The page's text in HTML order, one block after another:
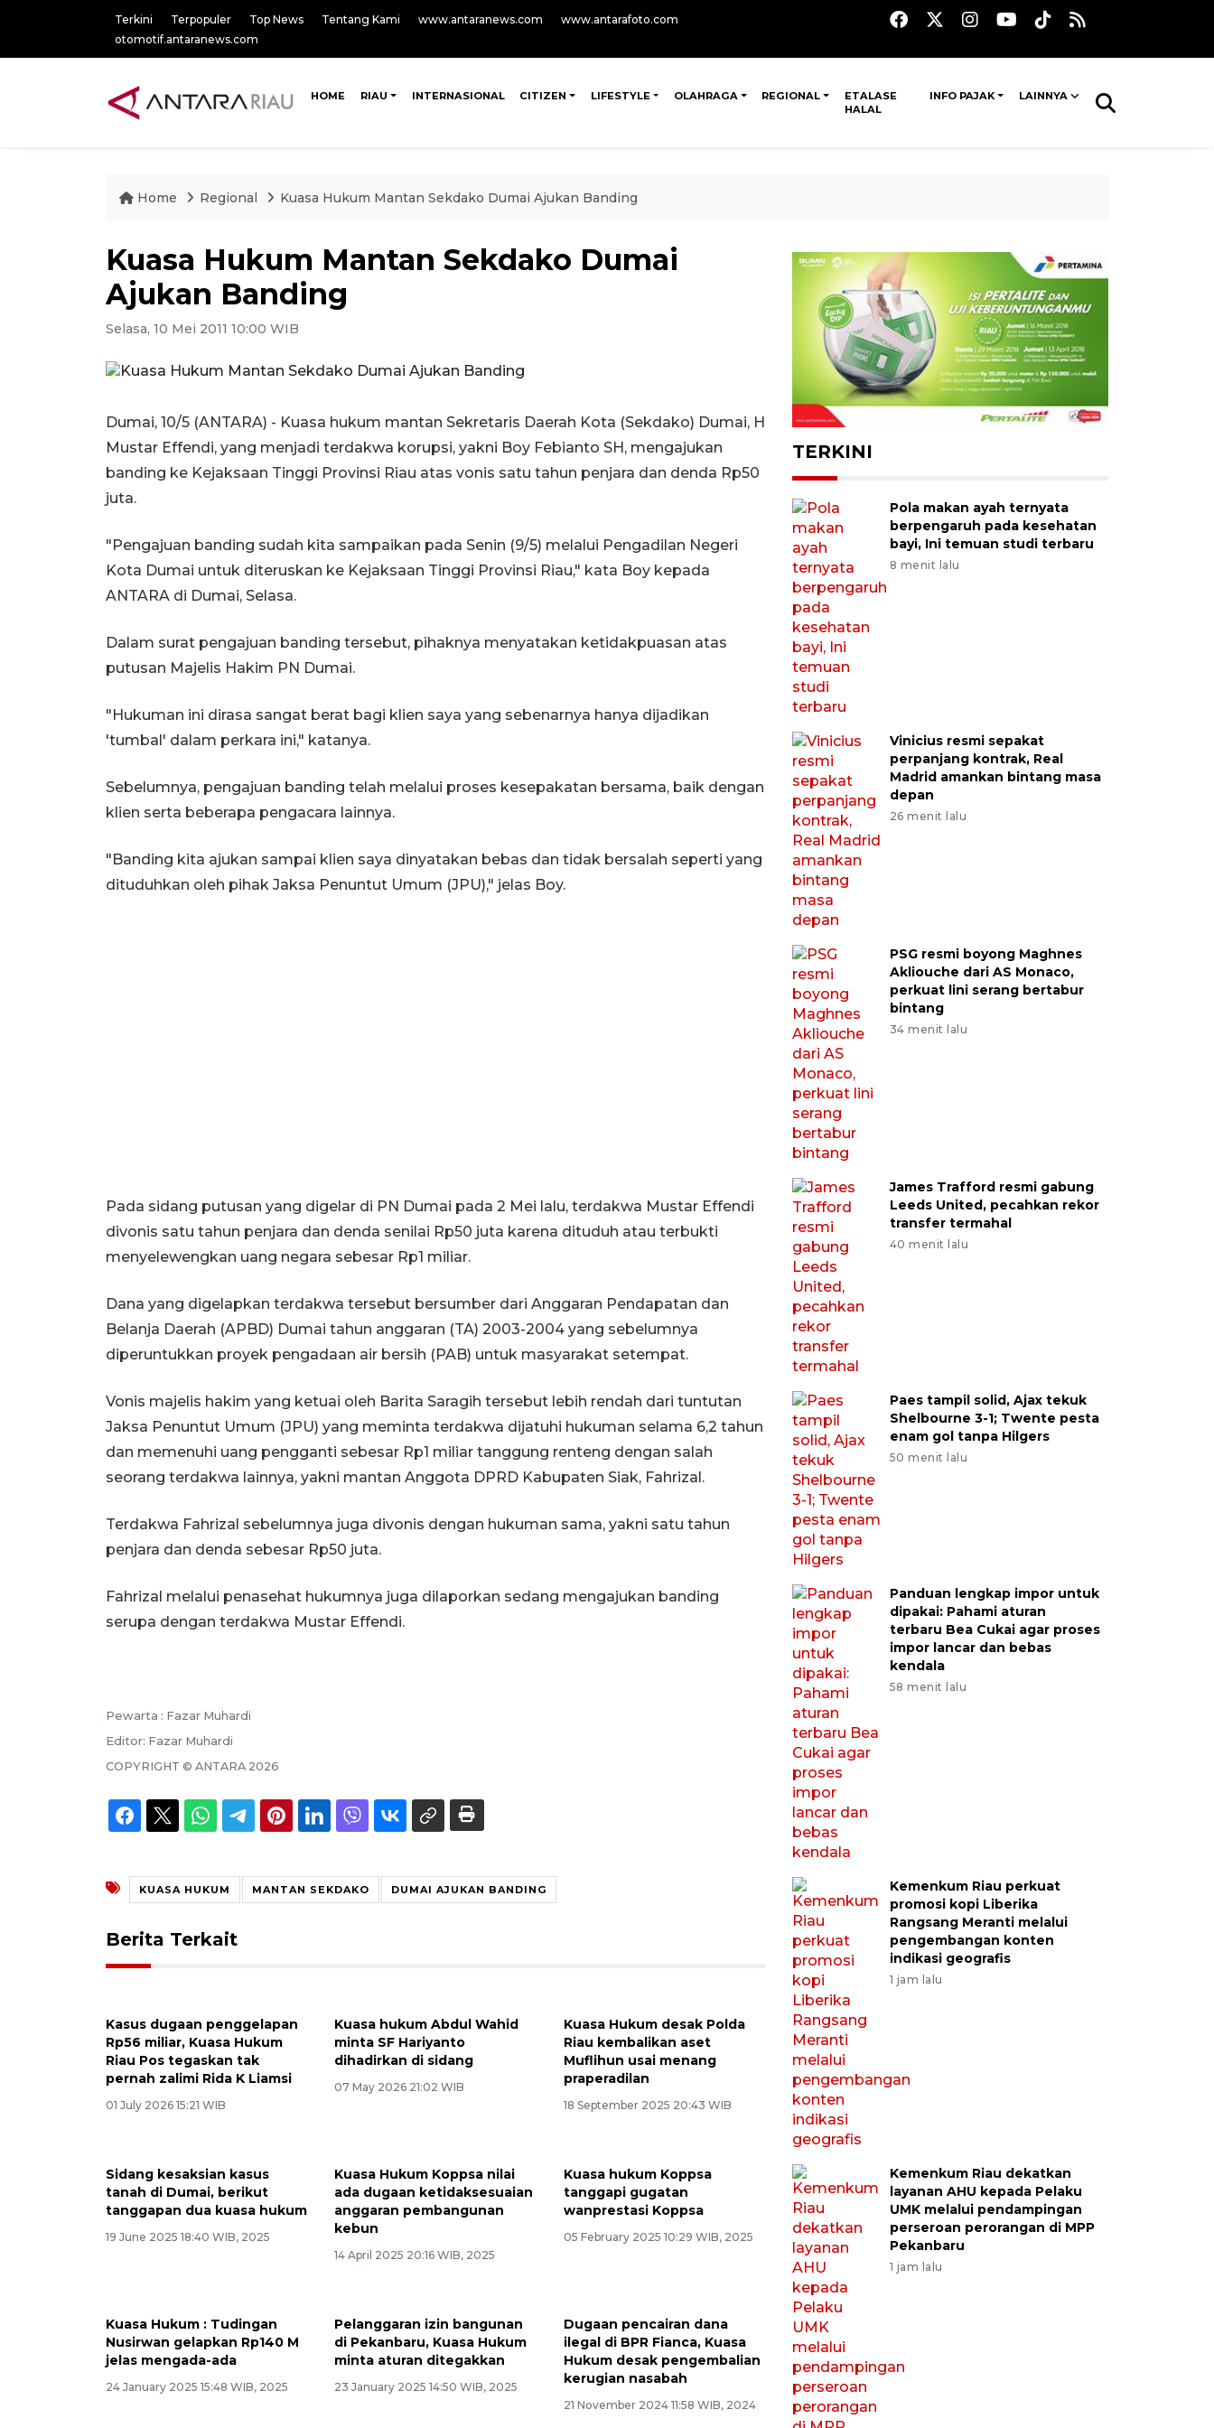
Terkini Terpopuler Top News Tentang Kami www.antaranews.com
www.antarafoto.com
otomotif.antaranews.com
HOME RIAU INTERNASIONAL CITIZEN LIFESTYLE OLAHRAGA REGIONAL
ETALASE
HALAL
INFO PAJAK LAINNYA
Home Regional Kuasa Hukum Mantan Sekdako Dumai Ajukan Banding
Kuasa Hukum Mantan Sekdako Dumai
Ajukan Banding
Selasa, 10 Mei 2011 10:00 WIB
Dumai, 10/5 (ANTARA) - Kuasa hukum mantan Sekretaris Daerah Kota (Sekdako) Dumai, H
Mustar Effendi, yang menjadi terdakwa korupsi, yakni Boy Febianto SH, mengajukan
banding ke Kejaksaan Tinggi Provinsi Riau atas vonis satu tahun penjara dan denda Rp50
juta.
"Pengajuan banding sudah kita sampaikan pada Senin (9/5) melalui Pengadilan Negeri
Kota Dumai untuk diteruskan ke Kejaksaan Tinggi Provinsi Riau," kata Boy kepada
ANTARA di Dumai, Selasa.
Dalam surat pengajuan banding tersebut, pihaknya menyatakan ketidakpuasan atas
putusan Majelis Hakim PN Dumai.
"Hukuman ini dirasa sangat berat bagi klien saya yang sebenarnya hanya dijadikan
'tumbal' dalam perkara ini," katanya.
Sebelumnya, pengajuan banding telah melalui proses kesepakatan bersama, baik dengan
klien serta beberapa pengacara lainnya.
"Banding kita ajukan sampai klien saya dinyatakan bebas dan tidak bersalah seperti yang
dituduhkan oleh pihak Jaksa Penuntut Umum (JPU)," jelas Boy.
Pada sidang putusan yang digelar di PN Dumai pada 2 Mei lalu, terdakwa Mustar Effendi
divonis satu tahun penjara dan denda senilai Rp50 juta karena dituduh atau terbukti
menyelewengkan uang negara sebesar Rp1 miliar.
Dana yang digelapkan terdakwa tersebut bersumber dari Anggaran Pendapatan dan
Belanja Daerah (APBD) Dumai tahun anggaran (TA) 2003-2004 yang sebelumnya
diperuntukkan proyek pengadaan air bersih (PAB) untuk masyarakat setempat.
Vonis majelis hakim yang ketuai oleh Barita Saragih tersebut lebih rendah dari tuntutan
Jaksa Penuntut Umum (JPU) yang meminta terdakwa dijatuhi hukuman selama 6,2 tahun
dan memenuhi uang pengganti sebesar Rp1 miliar tanggung renteng dengan salah
seorang terdakwa lainnya, yakni mantan Anggota DPRD Kabupaten Siak, Fahrizal.
Terdakwa Fahrizal sebelumnya juga divonis dengan hukuman sama, yakni satu tahun
penjara dan denda sebesar Rp50 juta.
Fahrizal melalui penasehat hukumnya juga dilaporkan sedang mengajukan banding
serupa dengan terdakwa Mustar Effendi.
Pewarta : Fazar Muhardi
Editor: Fazar Muhardi
COPYRIGHT © ANTARA 2026
KUASA HUKUM MANTAN SEKDAKO DUMAI AJUKAN BANDING
Berita Terkait
Kasus dugaan penggelapan
Rp56 miliar, Kuasa Hukum
Riau Pos tegaskan tak
pernah zalimi Rida K Liamsi
01 July 2026 15:21 WIB
Kuasa hukum Abdul Wahid
minta SF Hariyanto
dihadirkan di sidang
07 May 2026 21:02 WIB
Kuasa Hukum desak Polda
Riau kembalikan aset
Muflihun usai menang
praperadilan
18 September 2025 20:43 WIB
Sidang kesaksian kasus
tanah di Dumai, berikut
tanggapan dua kuasa hukum
19 June 2025 18:40 WIB, 2025
Kuasa Hukum Koppsa nilai
ada dugaan ketidaksesuaian
anggaran pembangunan
kebun
14 April 2025 20:16 WIB, 2025
Kuasa hukum Koppsa
tanggapi gugatan
wanprestasi Koppsa
05 February 2025 10:29 WIB, 2025
Kuasa Hukum : Tudingan
Nusirwan gelapkan Rp140 M
jelas mengada-ada
24 January 2025 15:48 WIB, 2025
Pelanggaran izin bangunan
di Pekanbaru, Kuasa Hukum
minta aturan ditegakkan
23 January 2025 14:50 WIB, 2025
Dugaan pencairan dana
ilegal di BPR Fianca, Kuasa
Hukum desak pengembalian
kerugian nasabah
21 November 2024 11:58 WIB, 2024
TERKINI
Pola makan ayah ternyata
berpengaruh pada kesehatan
bayi, Ini temuan studi terbaru
8 menit lalu
Vinicius resmi sepakat
perpanjang kontrak, Real
Madrid amankan bintang masa
depan
26 menit lalu
PSG resmi boyong Maghnes
Akliouche dari AS Monaco,
perkuat lini serang bertabur
bintang
34 menit lalu
James Trafford resmi gabung
Leeds United, pecahkan rekor
transfer termahal
40 menit lalu
Paes tampil solid, Ajax tekuk
Shelbourne 3-1; Twente pesta
enam gol tanpa Hilgers
50 menit lalu
Panduan lengkap impor untuk
dipakai: Pahami aturan
terbaru Bea Cukai agar proses
impor lancar dan bebas
kendala
58 menit lalu
Kemenkum Riau perkuat
promosi kopi Liberika
Rangsang Meranti melalui
pengembangan konten
indikasi geografis
1 jam lalu
Kemenkum Riau dekatkan
layanan AHU kepada Pelaku
UMK melalui pendampingan
perseroan perorangan di MPP
Pekanbaru
1 jam lalu